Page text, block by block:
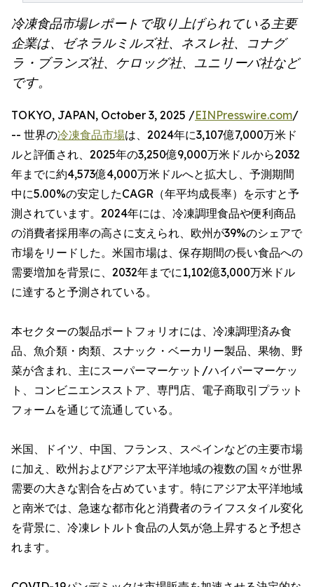
冷凍食品市場レポートで取り上げられている主要
企業は、ゼネラルミルズ社、ネスレ社、コナグ
ラ・ブランズ社、ケロッグ社、ユニリーバ社など
です。
TOKYO, JAPAN, October 3, 2025 /EINPresswire.com/
-- 世界の冷凍食品市場は、2024年に3,107億7,000万米ド
ルと評価され、2025年の3,250億9,000万米ドルから2032
年までに約4,573億4,000万米ドルへと拡大し、予測期間
中に5.00%の安定したCAGR（年平均成長率）を示すと予
測されています。2024年には、冷凍調理食品や便利商品
の消費者採用率の高さに支えられ、欧州が39%のシェアで
市場をリードした。米国市場は、保存期間の長い食品への
需要増加を背景に、2032年までに1,102億3,000万米ドル
に達すると予測されている。
本セクターの製品ポートフォリオには、冷凍調理済み食
品、魚介類・肉類、スナック・ベーカリー製品、果物、野
菜が含まれ、主にスーパーマーケット/ハイパーマーケッ
ト、コンビニエンスストア、専門店、電子商取引プラット
フォームを通じて流通している。
米国、ドイツ、中国、フランス、スペインなどの主要市場
に加え、欧州およびアジア太平洋地域の複数の国々が世界
需要の大きな割合を占めています。特にアジア太平洋地域
と南米では、急速な都市化と消費者のライフスタイル変化
を背景に、冷凍レトルト食品の人気が急上昇すると予想さ
れます。